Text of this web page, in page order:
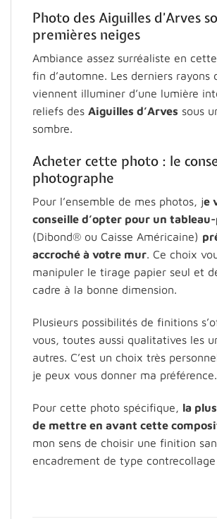
Photo des Aiguilles d’Arves
premières neiges
Ambiance assez surréaliste en
fin d’automne. Les derniers rayons
viennent illuminer d’une lumière
reliefs des Aiguilles d’Arves sous
sombre.
Acheter cette photo : le
photographe
Pour l’ensemble de mes photos, je
conseille d’opter pour un
(Dibond® ou Caisse Américaine)
accroché à votre mur. Ce choix
manipuler le tirage papier seul et
cadre à la bonne dimension.
Plusieurs possibilités de finitions
vous, toutes aussi qualitatives les
autres. C’est un choix très
je peux vous donner ma préférence.
Pour cette photo spécifique, la
de mettre en avant cette
mon sens de choisir une finition
encadrement de type